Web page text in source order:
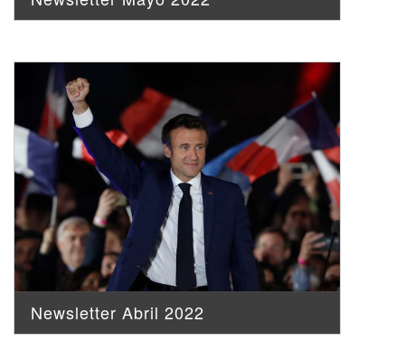
Newsletter Abril 2022